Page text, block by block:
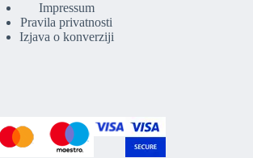
Impressum
Pravila privatnosti
Izjava o konverziji